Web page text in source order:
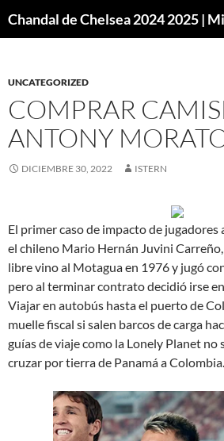
UNCATEGORIZED
COMPRAR
ANTONY
DICIEMBRE 30, 2022 ISTERN
El primer caso de impacto de jugadores
el chileno Mario Hernán Juvini
libre vino al Motagua en 1976 y jugó
pero al terminar contrato decidió irse
Viajar en autobús hasta el puerto de
muelle fiscal si salen barcos de carga
guías de viaje como la Lonely Planet no
cruzar por tierra de Panamá a Colombia.